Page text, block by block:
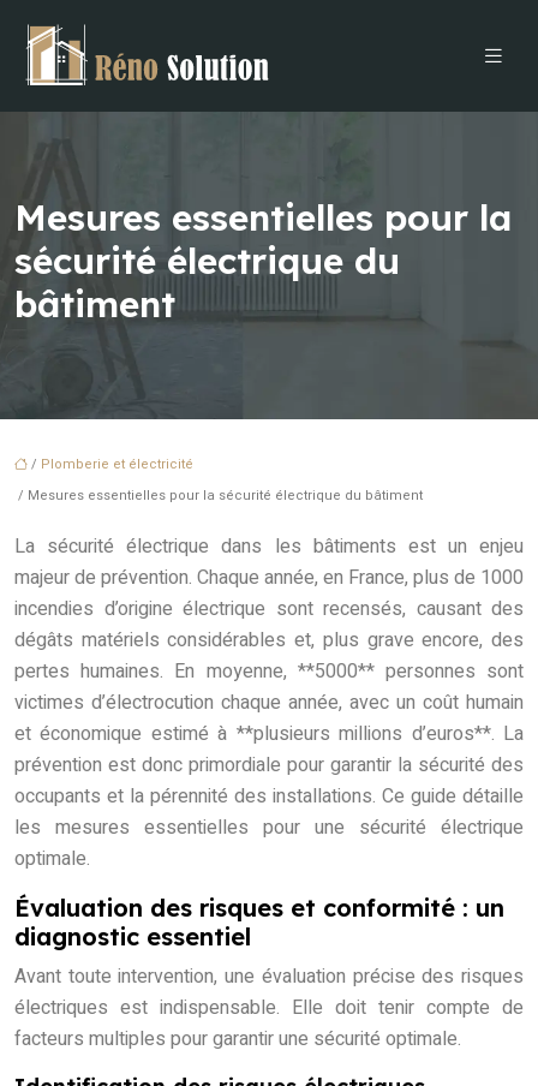
Mesures essentielles pour la
sécurité électrique du
bâtiment
/ Plomberie et électricité
/ Mesures essentielles pour la sécurité électrique du bâtiment
La sécurité électrique dans les bâtiments est un enjeu
majeur de prévention. Chaque année, en France, plus de 1000
incendies d’origine électrique sont recensés, causant des
dégâts matériels considérables et, plus grave encore, des
pertes humaines. En moyenne, **5000** personnes sont
victimes d’électrocution chaque année, avec un coût humain
et économique estimé à **plusieurs millions d’euros**. La
prévention est donc primordiale pour garantir la sécurité des
occupants et la pérennité des installations. Ce guide détaille
les mesures essentielles pour une sécurité électrique
optimale.
Évaluation des risques et conformité : un
diagnostic essentiel
Avant toute intervention, une évaluation précise des risques
électriques est indispensable. Elle doit tenir compte de
facteurs multiples pour garantir une sécurité optimale.